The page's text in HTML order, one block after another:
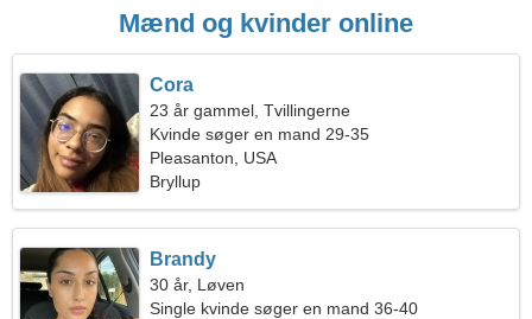
Mænd og kvinder online
Cora
23 år gammel, Tvillingerne
Kvinde søger en mand 29-35
Pleasanton, USA
Bryllup
Brandy
30 år, Løven
Single kvinde søger en mand 36-40